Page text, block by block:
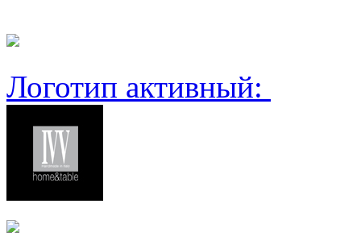
Логотип активный: